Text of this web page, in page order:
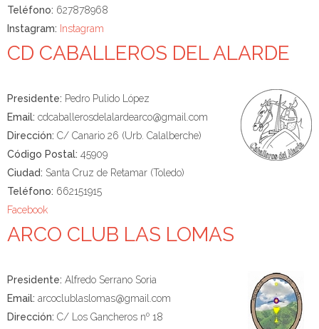
Teléfono: 627878968
Instagram: Instagram
CD CABALLEROS DEL ALARDE
Presidente: Pedro Pulido López
Email: cdcaballerosdelalardearco@gmail.com
Dirección: C/ Canario 26 (Urb. Calalberche)
Código Postal: 45909
Ciudad: Santa Cruz de Retamar (Toledo)
Teléfono: 662151915
Facebook
ARCO CLUB LAS LOMAS
Presidente: Alfredo Serrano Soria
Email: arcoclublaslomas@gmail.com
Dirección: C/ Los Gancheros nº 18